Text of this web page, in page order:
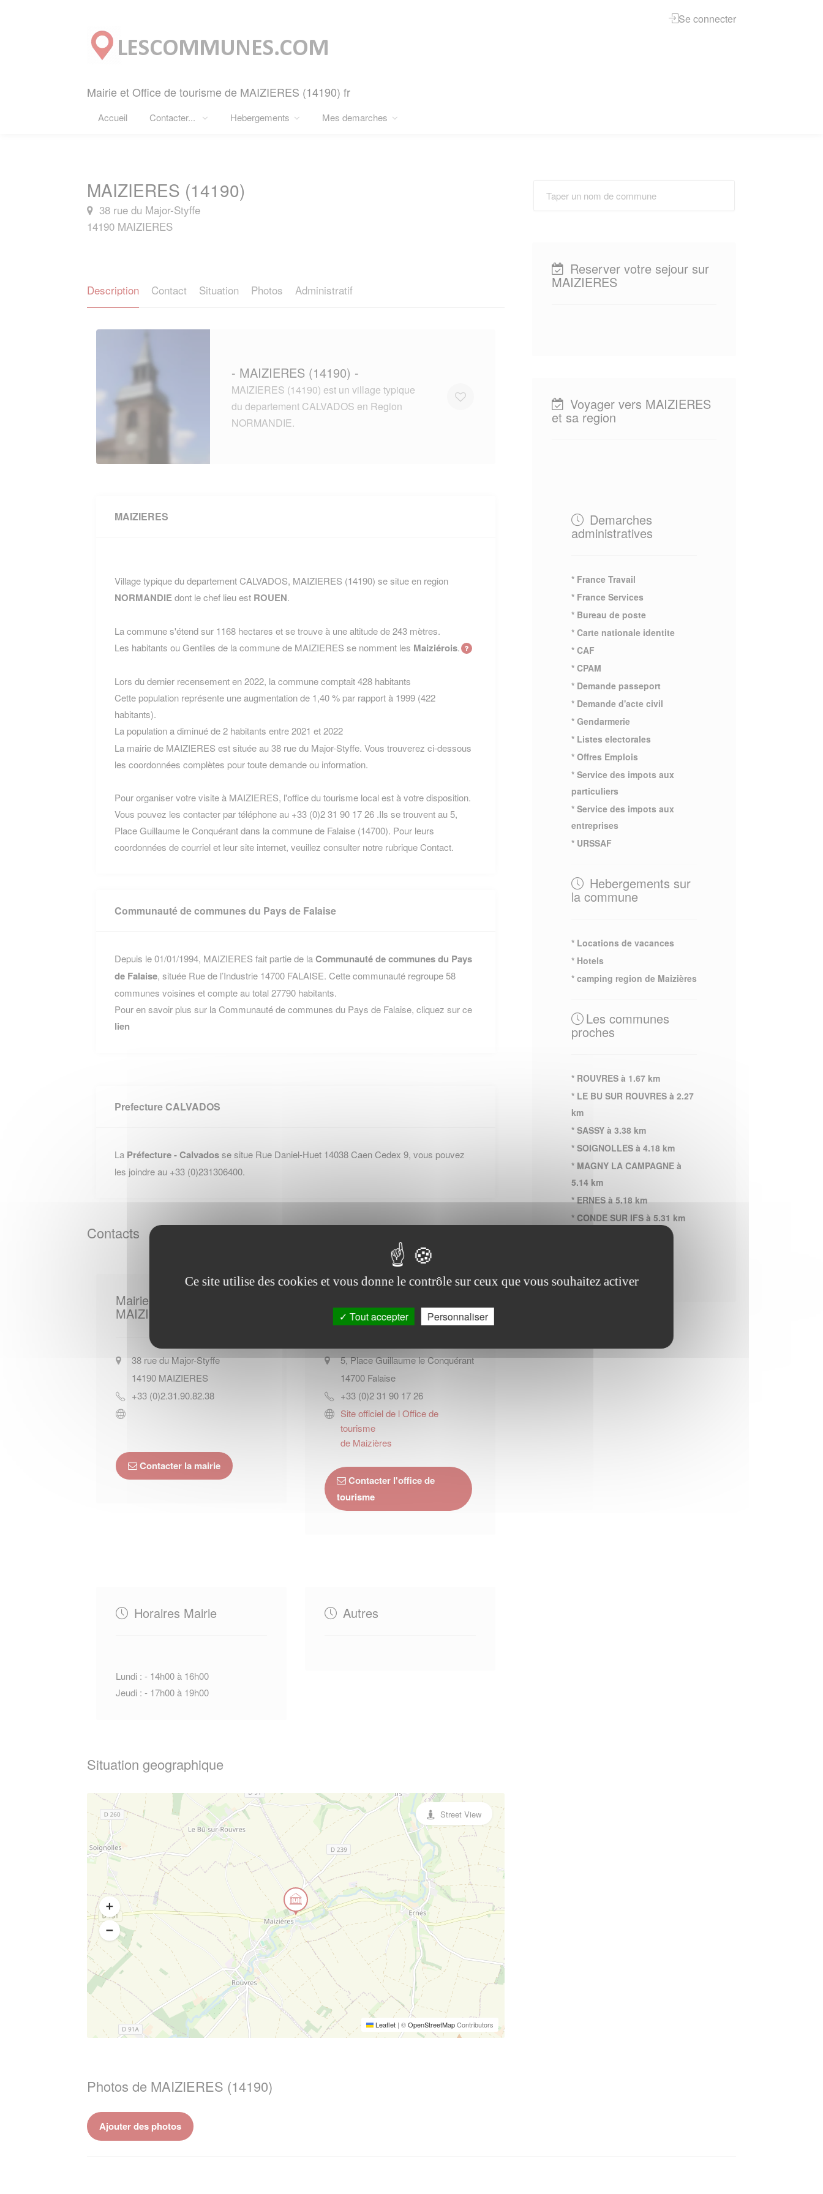
Mairie et Office de tourisme de MAIZIERES (14190) fr
Accueil Contacter... Hebergements Mes demarches
Se connecter
MAIZIERES (14190)
38 rue du Major-Styffe
14190 MAIZIERES
Description Contact Situation Photos Administratif
- MAIZIERES (14190) -
MAIZIERES (14190) est un village typique
du departement CALVADOS en Region
NORMANDIE.
MAIZIERES
Village typique du departement CALVADOS, MAIZIERES (14190) se situe en region
NORMANDIEdont le chef lieu est ROUEN.
La commune s'étend sur 1168 hectares et se trouve à une altitude de 243 mètres.
Les habitants ou Gentiles de la commune de MAIZIERES se nomment les Maiziérois.
Lors du dernier recensement en 2022, la commune comptait 428 habitants
Cette population représente une augmentation de 1,40 % par rapport à 1999 (422
habitants).
La population a diminué de 2 habitants entre 2021 et 2022
La mairie de MAIZIERES est située au 38 rue du Major-Styffe. Vous trouverez ci-dessous
les coordonnées complètes pour toute demande ou information.
Pour organiser votre visite à MAIZIERES, l'office du tourisme local est à votre disposition.
Vous pouvez les contacter par téléphone au +33 (0)2 31 90 17 26 .Ils se trouvent au 5,
Place Guillaume le Conquérant dans la commune de Falaise (14700). Pour leurs
coordonnées de courriel et leur site internet, veuillez consulter notre rubrique Contact.
Communauté de communes du Pays de Falaise
Depuis le 01/01/1994, MAIZIERES fait partie de laCommunauté de communes du Pays
de Falaise, située Rue de l’Industrie 14700 FALAISE. Cette communauté regroupe 58
communes voisines et compte au total 27790 habitants.
Pour en savoir plus sur la Communauté de communes du Pays de Falaise, cliquez sur ce
lien
Prefecture CALVADOS
La Préfecture - Calvadosse situe Rue Daniel-Huet 14038 Caen Cedex 9, vous pouvez
les joindre au +33 (0)231306400.
Contacts
Mairie de
MAIZIERES
38 rue du Major-Styffe
14190 MAIZIERES
+33 (0)2.31.90.82.38
Contacter la mairie
Maizières
5, Place Guillaume le Conquérant
14700 Falaise
+33 (0)2 31 90 17 26
Site officiel de l Office de
tourisme
de Maizières
Contacter l'office de
tourisme
Horaires Mairie
Lundi : - 14h00 à 16h00
Jeudi : - 17h00 à 19h00
Autres
Situation geographique
Leaflet | ©OpenStreetMapContributors
Street View
Photos de MAIZIERES (14190)
Ajouter des photos
Reserver votre sejour sur
MAIZIERES
Voyager vers MAIZIERES
et sa region
Demarches
administratives
* France Travail
* France Services
* Bureau de poste
* Carte nationale identite
* CAF
* CPAM
* Demande passeport
* Demande d'acte civil
* Gendarmerie
* Listes electorales
* Offres Emplois
* Service des impots aux
particuliers
* Service des impots aux
entreprises
* URSSAF
Hebergements sur
la commune
* Locations de vacances
* Hotels
* camping region de Maizières
Les communes
proches
* ROUVRES à 1.67 km
* LE BU SUR ROUVRES à 2.27
km
* SASSY à 3.38 km
* SOIGNOLLES à 4.18 km
* MAGNY LA CAMPAGNE à
5.14 km
* ERNES à 5.18 km
* CONDE SUR IFS à 5.31 km
Ce site utilise des cookies et vous donne le contrôle sur ceux que vous souhaitez activer
Tout accepter Personnaliser